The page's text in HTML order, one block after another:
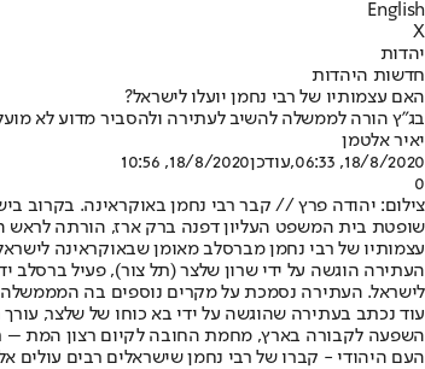
English
X
יהדות
חדשות היהדות
האם עצמותיו של רבי נחמן יועלו לישראל?
בג"ץ הורה לממשלה להשיב לעתירה ולהסביר מדוע לא
יאיר אלטמן
18/8/2020, 06:33
,עודכן18/8/2020, 10:56
0
צילום: יהודה פרץ // קבר רבי נחמן באוקראינה. בקרוב
שופטת בית המשפט העליון דפנה ברק ארז, הורתה לראש
עצמותיו של רבי נחמן מברסלב מאומן שבאוקראינה
העתירה הוגשה על ידי שרון שלצר (תל צור), פעיל ברסלב
לישראל. העתירה נסמכת על מקרים נוספים בה המממשלה
עוד נכתב בעתירה שהוגשה על ידי בא כוחו של שלצר,
השפעה לקבורה בארץ, מחמת החובה לקיום רצון המת –
העם היהודי - קברו של רבי נחמן שישראלים רבים עולים